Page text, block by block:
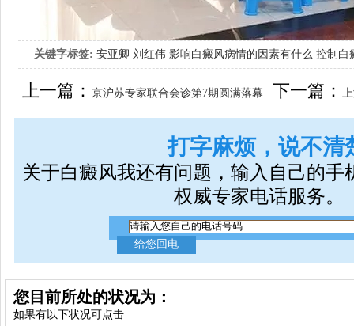
关键字标签: 安亚卿 刘红伟 影响白癜风病情的因素有什么 控制白
女生应该如何治疗呢
上一篇： 京沪苏专家联合会诊第7期圆满落幕 下一篇：
打字麻烦，说不清
关于白癜风我还有问题，输入自己的手
权威专家电话服务。
您目前所处的状况为：
如果有以下状况可点击